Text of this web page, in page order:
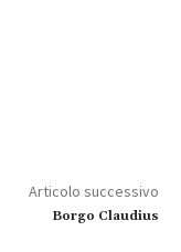
Articolo successivo
Borgo Claudius